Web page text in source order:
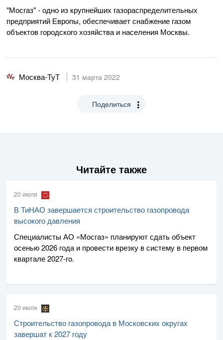
"Мосгаз" - одно из крупнейших газораспределительных
предприятий Европы, обеспечивает снабжение газом
объектов городского хозяйства и населения Москвы.
Москва-ТуТ 31 марта 2022
Поделиться
Читайте также
20 июля
В ТиНАО завершается строительство газопровода
высокого давления
Специалисты АО «Мосгаз» планируют сдать объект
осенью 2026 года и провести врезку в систему в первом
квартале2027-го.
20 июля
Строительство газопровода в Московских округах
завершат к 2027 году